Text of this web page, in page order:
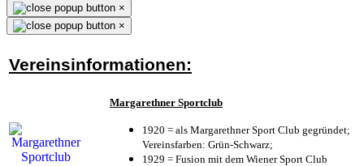
×
×
Vereinsinformationen:
Margarethner Sportclub
1920 = als Margarethner Sport Club gegründet;
Vereinsfarben: Grün-Schwarz;
1929 = Fusion mit dem Wiener Sport Club